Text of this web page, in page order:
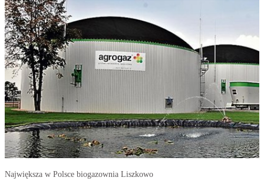
Największa w Polsce biogazownia Liszkowo